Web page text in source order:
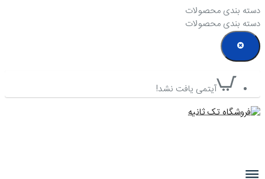
دسته بندی محصولات
دسته بندی محصولات
آیتمی یافت نشد!